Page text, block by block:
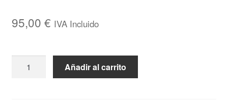
95,00 € IVA Incluido
Añadir al carrito